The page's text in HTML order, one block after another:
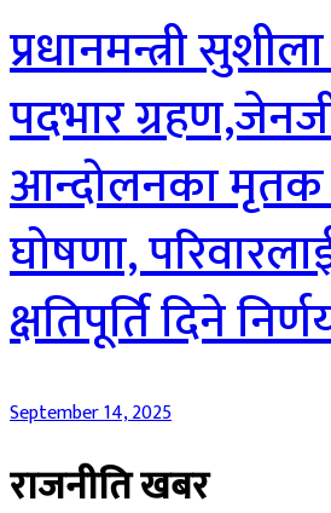
प्रधानमन्त्री
पदभार
आन्दोलनका मृतक
घोषणा,
क्षतिपूर्ति दिने
September 14, 2025
राजनीति खबर